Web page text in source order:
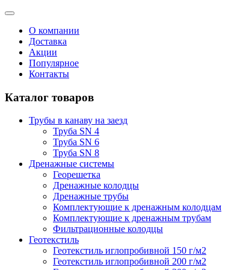
О компании
Доставка
Акции
Популярное
Контакты
Каталог товаров
Трубы в канаву на заезд
Труба SN 4
Труба SN 6
Труба SN 8
Дренажные системы
Георешетка
Дренажные колодцы
Дренажные трубы
Комплектующие к дренажным колодцам
Комплектующие к дренажным трубам
Фильтрационные колодцы
Геотекстиль
Геотекстиль иглопробивной 150 г/м2
Геотекстиль иглопробивной 200 г/м2